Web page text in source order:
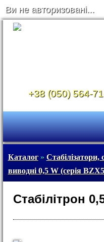
Ви не авторизовані...
+38 (050) 564-
Каталог» Стабілізатори,
виводні 0,5 W (серія
Стабілітрон